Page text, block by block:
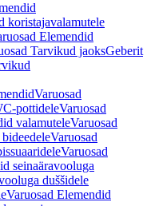
koristajavalamutele
Elemendid
Tarvikud jaoksGeberit
Varuosad
pottideleVaruosad
valamuteleVaruosad
Varuosad
Varuosad
seinaäravooluga
duššidele
Varuosad Elemendid